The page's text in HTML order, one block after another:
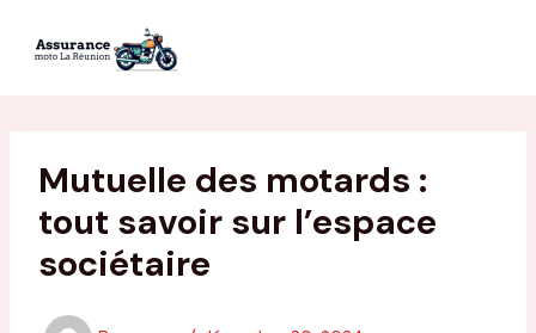
Mutuelle des motards :
tout savoir sur l’espace
sociétaire